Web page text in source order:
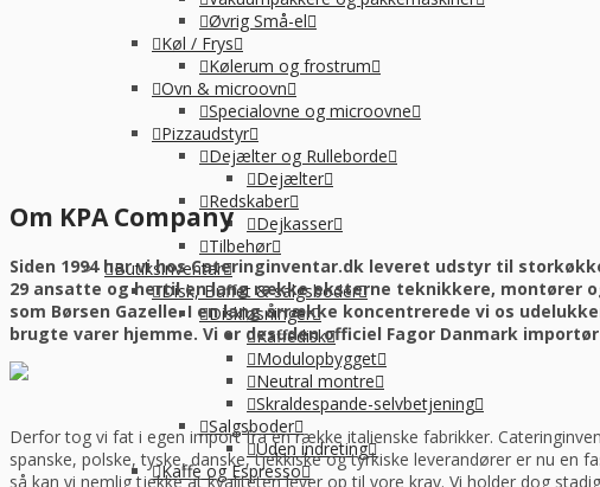
Øvrig Små-el
Køl / Frys
Kølerum og frostrum
Ovn & microovn
Specialovne og microovne
Pizzaudstyr
Dejælter og Rulleborde
Dejælter
Redskaber
Dejkasser
Tilbehør
Butiksinventar
Disk, Buffet & salgsboder
Diskløsninger
Kaffedisk
Modulopbygget
Neutral montre
Skraldespande-selvbetjening
Salgsboder
Uden indreting
Kaffe og Espresso
Om KPA Company
Siden 1994 har vi hos Cateringinventar.dk leveret udstyr til
29 ansatte og hertil en lang række eksterne teknikkere, montører
som Børsen Gazelle. I en lang årrække koncentrerede vi os
brugte varer hjemme. Vi er desuden officiel Fagor Danmark
Derfor tog vi fat i egen import fra en række italienske fabrikker.
spanske, polske, tyske, danske, tjekkiske og tyrkiske leverandører er nu
så kan vi nemlig tjekke at kvaliteten lever op til vore krav. Vi holder dog